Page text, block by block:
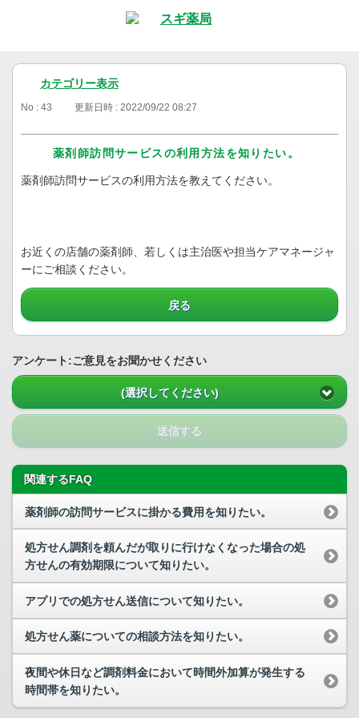
カテゴリー表示
No : 43 更新日時 : 2022/09/22 08:27
薬剤師訪問サービスの利用方法を知りたい。
薬剤師訪問サービスの利用方法を教えてください。
お近くの店舗の薬剤師、若しくは主治医や担当ケアマネージャ
ーにご相談ください。
戻る
アンケート:ご意見をお聞かせください
(選択してください)
送信する
関連するFAQ
薬剤師の訪問サービスに掛かる費用を知りたい。
処方せん調剤を頼んだが取りに行けなくなった場合の処
方せんの有効期限について知りたい。
アプリでの処方せん送信について知りたい。
処方せん薬についての相談方法を知りたい。
夜間や休日など調剤料金において時間外加算が発生する
時間帯を知りたい。